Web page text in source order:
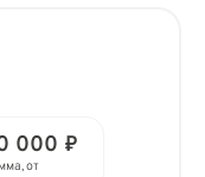
000 ₽
от